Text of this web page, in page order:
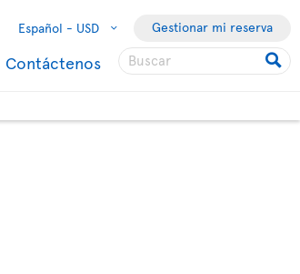
Español - USD Gestionar mi reserva
Contáctenos